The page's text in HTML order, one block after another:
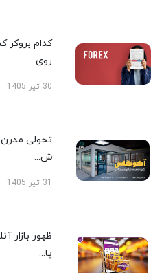
کدام بروکر
روی...
30 تیر 1405
تحولی مدرن
ش...
ظهور بازار
پا...